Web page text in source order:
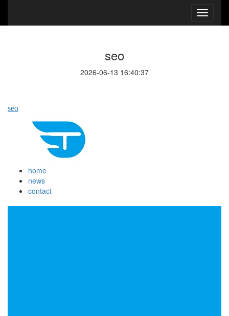
seo
2026-06-13 16:40:37
seo
home
news
contact